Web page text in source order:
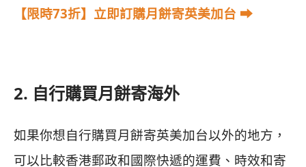
【限時73折】立即訂購月餅寄英美加台 ⮕
2. 自行購買月餅寄海外
如果你想自行購買月餅寄英美加台以外的地方，
可以比較香港郵政和國際快遞的運費、時效和寄